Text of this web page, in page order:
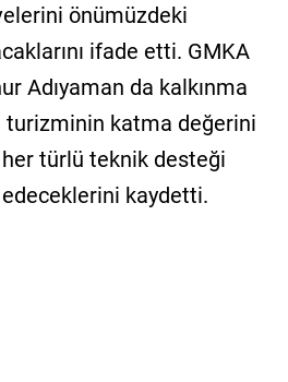
önümüzdeki
ifade etti. GMKA
Adıyaman da kalkınma
turizminin katma değerini
türlü teknik desteği
kaydetti.